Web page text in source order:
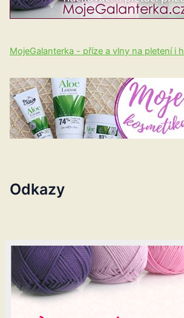
MojeGalanterka - příze a vlny na pletení i
Odkazy